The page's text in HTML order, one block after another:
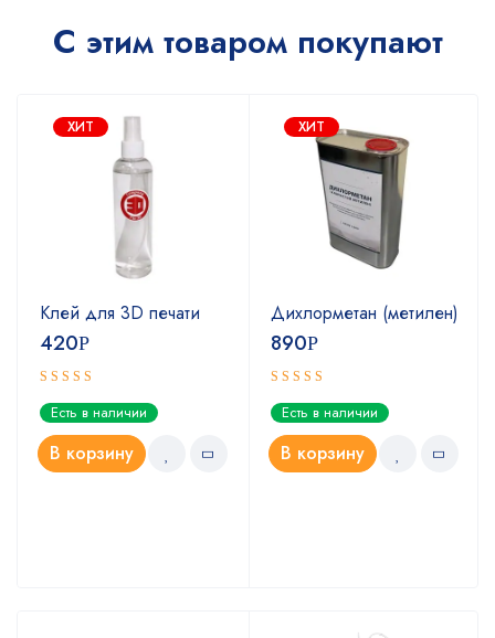
С этим товаром покупают
ХИТ
Клей для 3D печати
420Р
Оценка
5.00из 5
Есть в наличии
В корзину
ХИТ
Дихлорметан (метилен)
890Р
Оценка
4.67из 5
Есть в наличии
В корзину